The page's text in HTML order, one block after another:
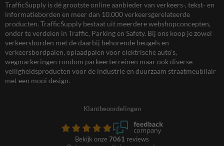
TrafficSupply is dé grootste online aanbieder van verkeers-, tekst- en
informatieborden en meer dan 10.000 verkeersgerelateerde
producten. TrafficSupply bestaat uit meerdere webshopconcepten,
onder te verdelen in Traffic, Parking en Safety. Bij ons koop je zowel
verkeersborden met de daarbij behorende beugels en
verkeersbordpalen, oplaadpalen voor elektrische auto’s,
wegmarkeringen rondom parkeerterreinen maar ook diverse
veiligheidsproducten voor de industrie en duurzaam straatmeubilair
met een mooi design.
Klantbeoordelingen
Bekijk onze 7061 reviews